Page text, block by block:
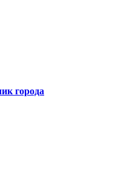
города